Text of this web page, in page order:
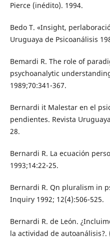
Pierce (inédito). 1994.
Bedo T. «Insight,
Uruguaya de Psicoanálisis
Bemardi R. The role of
psychoanalytic
1989;70:341-367.
Bernardi it Malestar en el
pendientes. Revista
28.
Bernardi R. La ecuación
1993;14:22-25.
Bernardi R. Qn pluralism in
Inquiry 1992; 12(4):506-525.
Bernardi R. de León.
la actividad de autoanálisis?.